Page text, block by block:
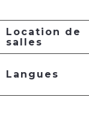
Location de
salles
Langues